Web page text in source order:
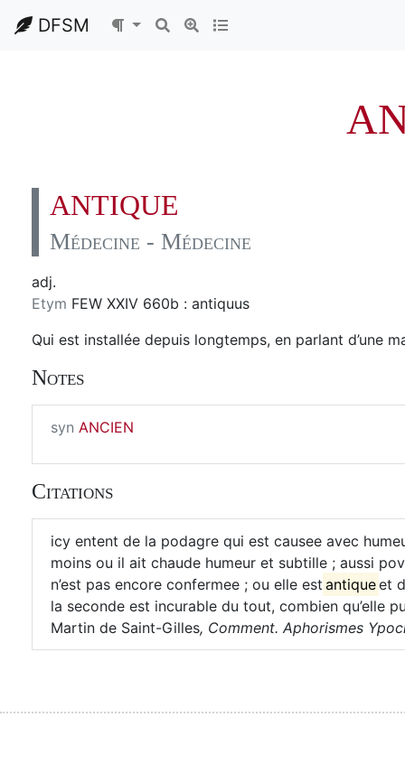
DFSM
ANTIQUE
Médecine - Médecine
adj.
Etym FEW XXIV 660b : antiquus
Qui est installée depuis longtemps, en parlant d’une
Notes
syn ANCIEN
Citations
icy entent de la podagre qui est causee avec
moins ou il ait chaude humeur et subtille ; aussi
n’est pas encore confermee ; ou elle est antiqueet
la seconde est incurable du tout, combien qu’elle
Martin de Saint-Gilles, Comment. Aphorismes